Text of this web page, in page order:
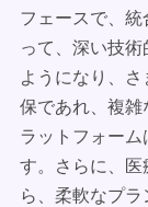
フェースで、
って、深い技
ようになり、
保であれ、複
ラットフォー
す。さらに、
ら、柔軟なプ